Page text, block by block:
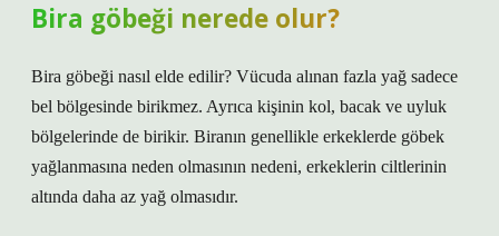
Bira göbeği nerede olur?
Bira göbeği nasıl elde edilir? Vücuda alınan fazla yağ sadece
bel bölgesinde birikmez. Ayrıca kişinin kol, bacak ve uyluk
bölgelerinde de birikir. Biranın genellikle erkeklerde göbek
yağlanmasına neden olmasının nedeni, erkeklerin ciltlerinin
altında daha az yağ olmasıdır.